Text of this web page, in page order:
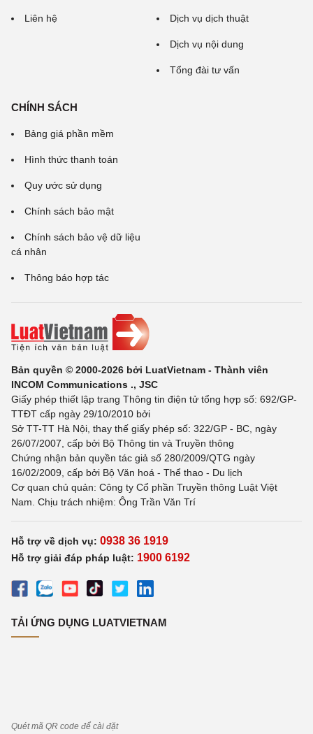
Liên hệ Dịch vụ dịch thuật
Dịch vụ nội dung
Tổng đài tư vấn
CHÍNH SÁCH
Bảng giá phần mềm
Hình thức thanh toán
Quy ước sử dụng
Chính sách bảo mật
Chính sách bảo vệ dữ liệu
cá nhân
Thông báo hợp tác
Bản quyền © 2000-2026 bởi LuatVietnam - Thành viên
INCOM Communications ., JSC
Giấy phép thiết lập trang Thông tin điện tử tổng hợp số: 692/GP-
TTĐT cấp ngày 29/10/2010 bởi
Sở TT-TT Hà Nội, thay thế giấy phép số: 322/GP - BC, ngày
26/07/2007, cấp bởi Bộ Thông tin và Truyền thông
Chứng nhận bản quyền tác giả số 280/2009/QTG ngày
16/02/2009, cấp bởi Bộ Văn hoá - Thể thao - Du lịch
Cơ quan chủ quản: Công ty Cổ phần Truyền thông Luật Việt
Nam. Chịu trách nhiệm: Ông Trần Văn Trí
Hỗ trợ về dịch vụ: 0938 36 1919
Hỗ trợ giải đáp pháp luật: 1900 6192
TẢI ỨNG DỤNG LUATVIETNAM
Quét mã QR code để cài đặt